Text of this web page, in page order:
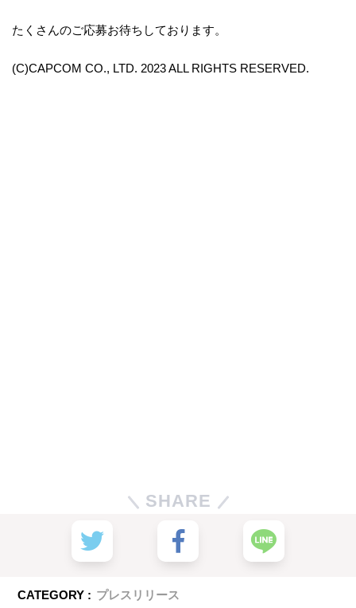
たくさんのご応募お待ちしております。
(C)CAPCOM CO., LTD. 2023 ALL RIGHTS RESERVED.
SHARE
CATEGORY : プレスリリース